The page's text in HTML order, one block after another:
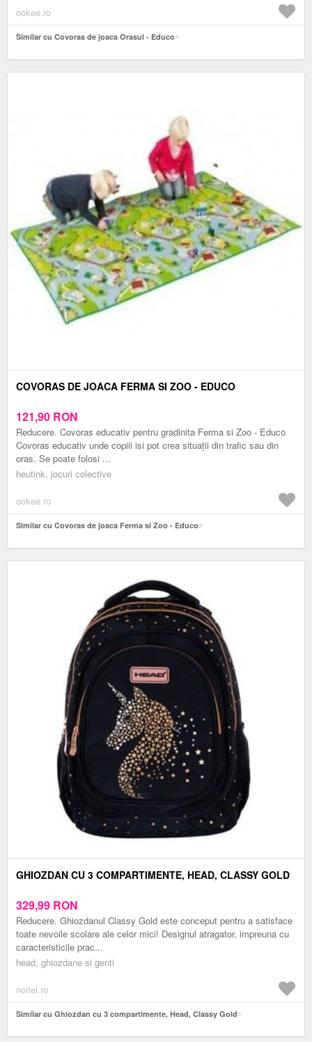
ookee.ro
Similar cu Covoras de joaca Orasul - Educo
COVORAS DE JOACA FERMA SI ZOO - EDUCO
121,90 RON
Reducere. Covoras educativ pentru gradinita Ferma si Zoo - Educo
Covoras educativ unde copiii isi pot crea situații din trafic sau din
oras. Se poate folosi ...
heutink, jocuri colective
ookee.ro
Similar cu Covoras de joaca Ferma si Zoo - Educo
GHIOZDAN CU 3 COMPARTIMENTE, HEAD, CLASSY GOLD
329,99 RON
Reducere. Ghiozdanul Classy Gold este conceput pentru a satisface
toate nevoile scolare ale celor mici! Designul atragator, impreuna cu
caracteristicile prac...
head, ghiozdane si genti
noriel.ro
Similar cu Ghiozdan cu 3 compartimente, Head, Classy Gold